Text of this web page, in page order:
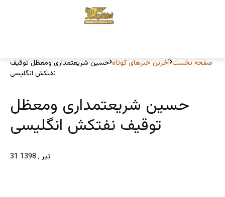
صفحه نخست آخرین خبرهای کوتاه حسین شریعتمداری ومعظل توقیف
نفتکش انگلیسی
حسین شریعتمداری ومعظل
توقیف نفتکش انگلیسی
31 تیر , 1398